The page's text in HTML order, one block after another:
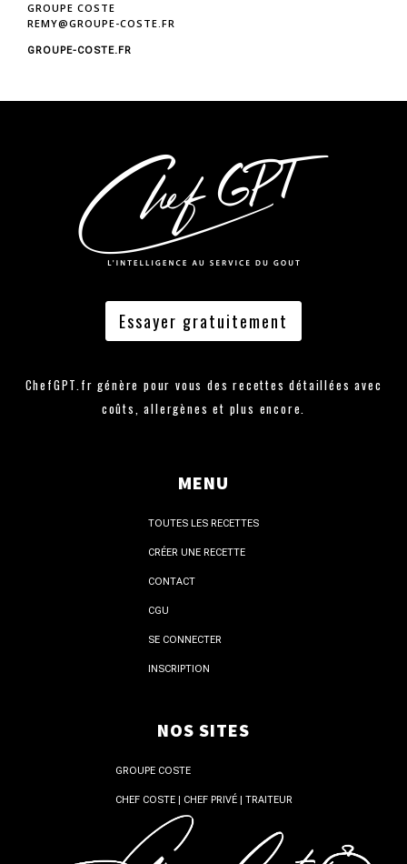
GROUPE COSTE
REMY@GROUPE-COSTE.FR
GROUPE-COSTE.FR
Essayer gratuitement
ChefGPT.fr génère pour vous des recettes détaillées avec
coûts, allergènes et plus encore.
MENU
TOUTES LES RECETTES
CRÉER UNE RECETTE
CONTACT
CGU
SE CONNECTER
INSCRIPTION
NOS SITES
GROUPE COSTE
CHEF COSTE | CHEF PRIVÉ | TRAITEUR